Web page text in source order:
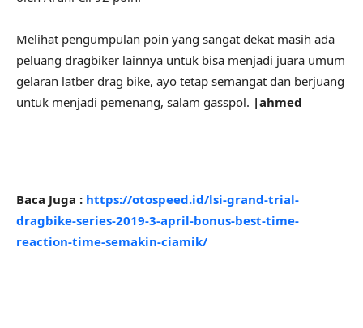
Melihat pengumpulan poin yang sangat dekat masih ada
peluang dragbiker lainnya untuk bisa menjadi juara umum
gelaran latber drag bike, ayo tetap semangat dan berjuang
untuk menjadi pemenang, salam gasspol. |ahmed
Baca Juga : https://otospeed.id/lsi-grand-trial-
dragbike-series-2019-3-april-bonus-best-time-
reaction-time-semakin-ciamik/